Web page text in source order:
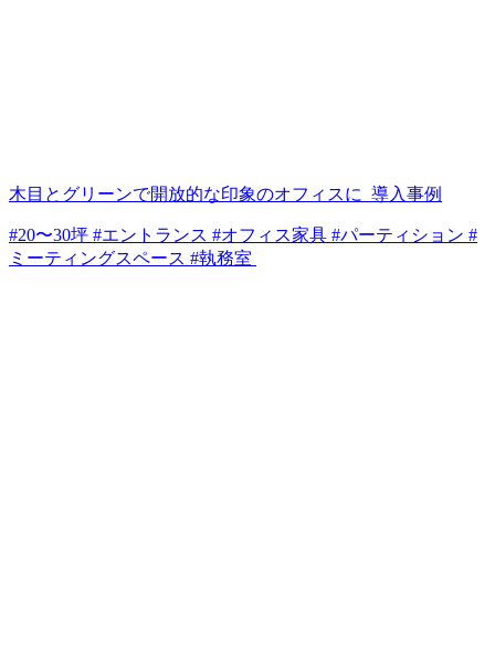
木目とグリーンで開放的な印象のオフィスに_導入事例
#20〜30坪 #エントランス #オフィス家具 #パーティション #
ミーティングスペース #執務室